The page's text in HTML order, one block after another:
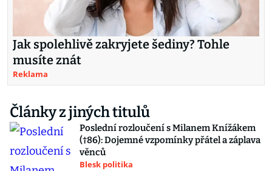
Jak spolehlivě zakryjete šediny? Tohle
musíte znát
Reklama
Články z jiných titulů
Poslední rozloučení s Milanem Knížákem
(†86): Dojemné vzpomínky přátel a záplava
věnců
Blesk politika